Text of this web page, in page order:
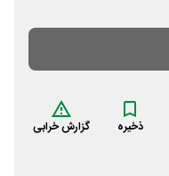
ذخیره گزارش خرابی